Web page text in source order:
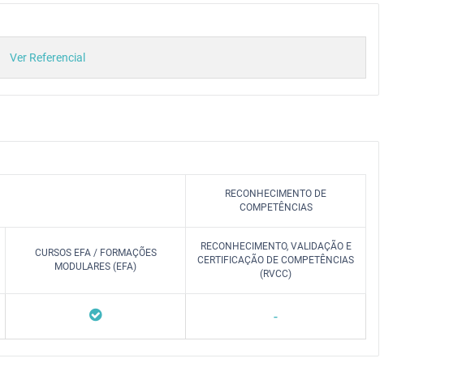
Ver Referencial
RECONHECIMENTO DE
COMPETÊNCIAS
CURSOS EFA / FORMAÇÕES
MODULARES (EFA)
RECONHECIMENTO, VALIDAÇÃO E
CERTIFICAÇÃO DE COMPETÊNCIAS
(RVCC)
-